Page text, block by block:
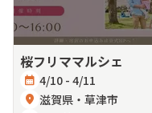
桜フリママルシェ
calendar_month 4/10 - 4/11
location_on 滋賀県・草津市